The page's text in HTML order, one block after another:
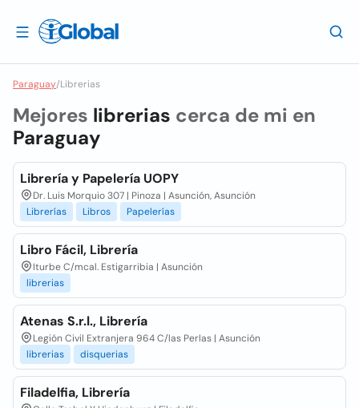
Paraguay/Librerias
Mejores librerias cerca de mi en
Paraguay
Librería y Papelería UOPY
Dr. Luis Morquio 307 | Pinoza | Asunción, Asunción
Librerías
Libros Papelerías
Libro Fácil, Librería
Iturbe C/mcal. Estigarribia | Asunción
librerias
Atenas S.r.l., Librería
Legión Civil Extranjera 964 C/las Perlas | Asunción
librerias
disquerias
Filadelfia, Librería